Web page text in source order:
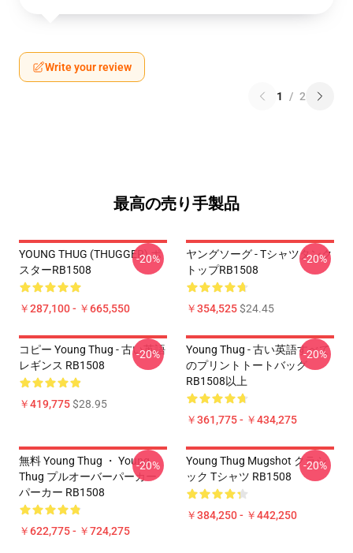
Write your review
1 / 2
最高の売り手製品
YOUNG THUG (THUGGER) ポ
スターRB1508
￥287,100 - ￥665,550
-20%
ヤングソーグ - Tシャツタンク
トップRB1508
￥354,525$24.45
-20%
コピー Young Thug - 古い英語
レギンス RB1508
￥419,775$28.95
-20%
Young Thug - 古い英語すべて
のプリントトートバッグ
RB1508以上
￥361,775 - ￥434,275
-20%
無料 Young Thug ・ Young
Thug プルオーバーパーカー
パーカー RB1508
￥622,775 - ￥724,275
-20%
Young Thug Mugshot クラシ
ック Tシャツ RB1508
￥384,250 - ￥442,250
-20%